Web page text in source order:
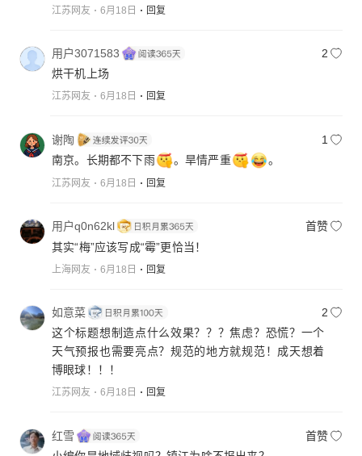
江苏网友 6月18日 回复
用户3071583
2
烘干机上场
江苏网友 6月18日 回复
谢陶
1
南京。长期都不下雨
。旱情严重 。
江苏网友 6月18日 回复
用户q0n62kl
首赞
其实“梅”应该写成“霉”更恰当！
上海网友 6月18日 回复
如意菜
2
这个标题想制造点什么效果？？？焦虑？恐慌？一个
天气预报也需要亮点？规范的地方就规范！成天想着
博眼球！！！
江苏网友 6月18日 回复
红雪
首赞